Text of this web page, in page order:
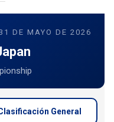
DE MAYO DE 2026
General